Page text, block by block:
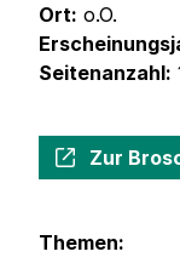
Ort: o.O.
Seitenanzahl:
Zur
Themen: